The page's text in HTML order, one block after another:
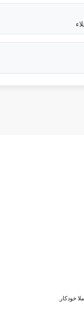
خودکار.